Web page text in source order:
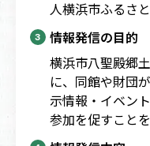
人横浜市ふるさ
情報発信の目的
横浜市八聖殿郷
に、同館や財団
示情報・イベン
参加を促すこと